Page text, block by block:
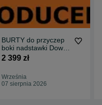
BURTY do przyczep
boki nadstawki Dowóz
GRATIS D-732 D-47
2 399 zł
Września
07 sierpnia 2026